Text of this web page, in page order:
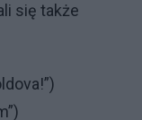
się także